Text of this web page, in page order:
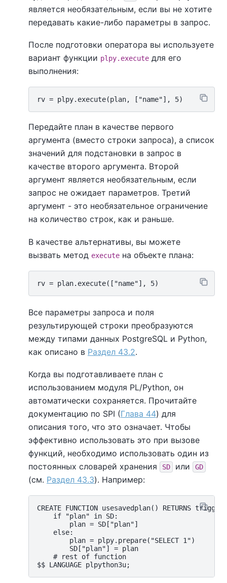
является необязательным, если вы не хотите
передавать какие-либо параметры в запрос.
После подготовки оператора вы используете
вариант функции plpy.execute для его
выполнения:
Передайте план в качестве первого
аргумента (вместо строки запроса), а список
значений для подстановки в запрос в
качестве второго аргумента. Второй
аргумент является необязательным, если
запрос не ожидает параметров. Третий
аргумент - это необязательное ограничение
на количество строк, как и раньше.
В качестве альтернативы, вы можете
вызвать метод execute на объекте плана:
Все параметры запроса и поля
результирующей строки преобразуются
между типами данных PostgreSQL и Python,
как описано в Раздел 43.2.
Когда вы подготавливаете план с
использованием модуля PL/Python, он
автоматически сохраняется. Прочитайте
документацию по SPI (Глава 44) для
описания того, что это означает. Чтобы
эффективно использовать это при вызове
функций, необходимо использовать один из
постоянных словарей хранения
SD или GD
(см. Раздел 43.3). Например:
CREATE FUNCTION usesavedplan() RETURNS trigger
    if "plan" in SD:
        plan = SD["plan"]
    else:
        plan = plpy.prepare("SELECT 1")
        SD["plan"] = plan
    # rest of function